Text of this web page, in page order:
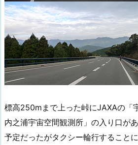
標高250mまで上った峠にJAXAの「
内之浦宇宙空間観測所」の入り口が
予定だったがタクシー輪行すること